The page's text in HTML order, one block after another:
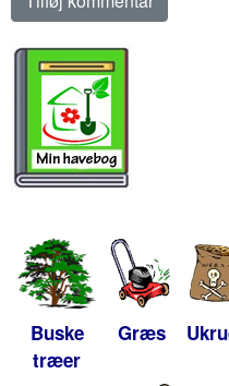
Buske
træer
Græs